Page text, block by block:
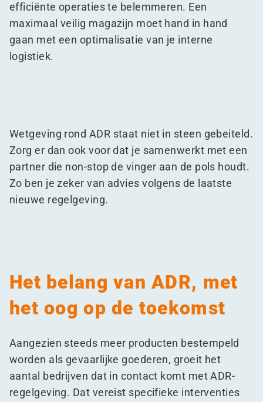
efficiënte operaties te belemmeren. Een
maximaal veilig magazijn moet hand in hand
gaan met een optimalisatie van je interne
logistiek.
Wetgeving rond ADR staat niet in steen gebeiteld.
Zorg er dan ook voor dat je samenwerkt met een
partner die non-stop de vinger aan de pols houdt.
Zo ben je zeker van advies volgens de laatste
nieuwe regelgeving.
Het belang van ADR, met
het oog op de toekomst
Aangezien steeds meer producten bestempeld
worden als gevaarlijke goederen, groeit het
aantal bedrijven dat in contact komt met ADR-
regelgeving. Dat vereist specifieke interventies